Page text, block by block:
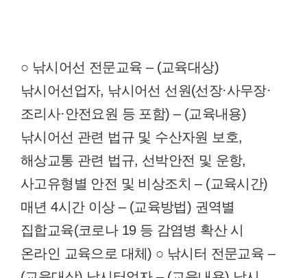
○ 낚시어선 전문교육 – (교육대상)
낚시어선업자, 낚시어선 선원(선장·사무장·
조리사·안전요원 등 포함) – (교육내용)
낚시어선 관련 법규 및 수산자원 보호,
해상교통 관련 법규, 선박안전 및 운항,
사고유형별 안전 및 비상조치 – (교육시간)
매년 4시간 이상 – (교육방법) 권역별
집합교육(코로나 19 등 감염병 확산 시
온라인 교육으로 대체) ○ 낚시터 전문교육 –